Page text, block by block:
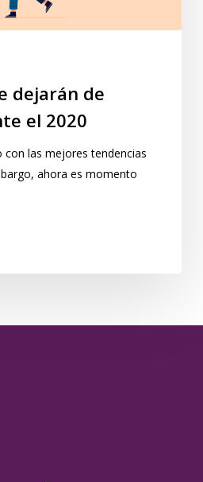
dejarán de
el 2020
con las mejores tendencias
ahora es momento